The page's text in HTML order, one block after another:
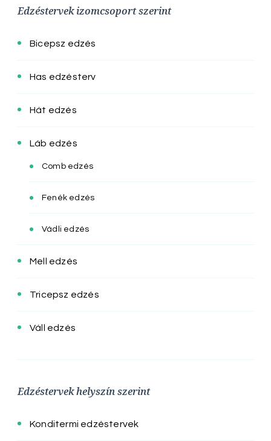
Edzéstervek izomcsoport szerint
Bicepsz edzés
Has edzésterv
Hát edzés
Láb edzés
Comb edzés
Fenék edzés
Vádli edzés
Mell edzés
Tricepsz edzés
Váll edzés
Edzéstervek helyszín szerint
Konditermi edzéstervek